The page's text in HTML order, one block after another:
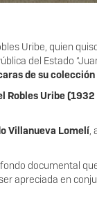
Uribe, quien
del Estado
de su colección
Uribe
Villanueva Lomelí,
documental
apreciada en